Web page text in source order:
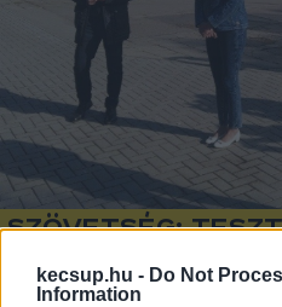
kecsup.hu - Do Not
Information
Szövetség:
felvenni az